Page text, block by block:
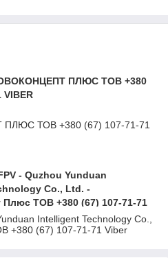
ПЛЮС ТОВ +380
VIBER
ТОВ +380 (67) 107-71-71
- Quzhou Yunduan
Co., Ltd. -
Плюс ТОВ +380 (67) 107-71-71
Intelligent Technology Co.,
+380 (67) 107-71-71 Viber